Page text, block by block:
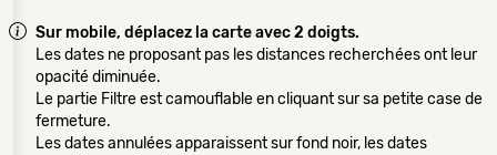
Sur mobile, déplacez la carte avec 2 doigts.
Les dates ne proposant pas les distances recherchées ont leur
opacité diminuée.
Le partie Filtre est camouflable en cliquant sur sa petite case de
fermeture.
Les dates annulées apparaissent sur fond noir, les dates